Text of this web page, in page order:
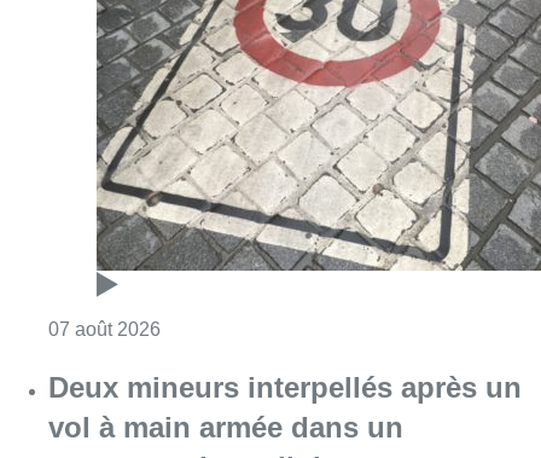
07 août 2026
Deux mineurs interpellés après un
vol à main armée dans un